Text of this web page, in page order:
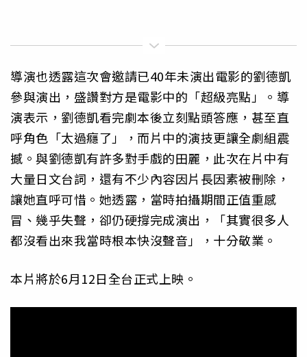
導演也透露這次會邀請已40年未演出電影的劉德凱
參與演出，盛讚對方是電影中的「超級亮點」。導
演表示，劉德凱看完劇本後立刻點頭答應，甚至直
呼角色「太過癮了」，而片中的演技更讓全劇組震
撼。與劉德凱有許多對手戲的田麗，此次在片中有
大量日文台詞，還有不少內容因片長因素被刪除，
讓她直呼可惜。她透露，當時拍攝期間正值重感
冒、幾乎失聲，卻仍硬撐完成演出，「其實很多人
都沒看出來我當時根本快沒聲音」，十分敬業。
本片將於6月12日全台正式上映。